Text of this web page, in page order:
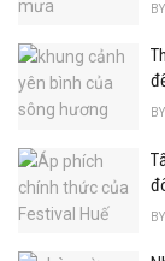
BY
BY
BY